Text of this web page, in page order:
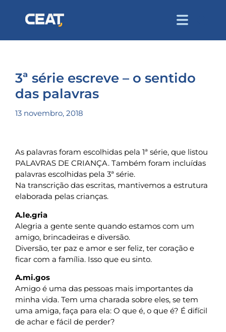
3ª série escreve – o sentido
das palavras
13 novembro, 2018
As palavras foram escolhidas pela 1ª série, que listou
PALAVRAS DE CRIANÇA. Também foram incluídas
palavras escolhidas pela 3ª série.
Na transcrição das escritas, mantivemos a estrutura
elaborada pelas crianças.
A.le.gria
Alegria a gente sente quando estamos com um
amigo, brincadeiras e diversão.
Diversão, ter paz e amor e ser feliz, ter coração e
ficar com a família. Isso que eu sinto.
A.mi.gos
Amigo é uma das pessoas mais importantes da
minha vida. Tem uma charada sobre eles, se tem
uma amiga, faça para ela: O que é, o que é? É difícil
de achar e fácil de perder?